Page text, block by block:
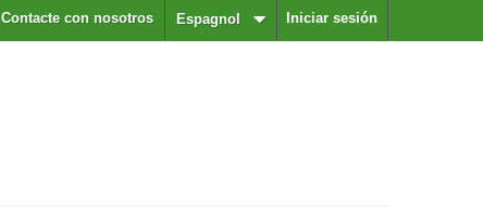
Iniciar sesión
Espagnol
Contacte con nosotros